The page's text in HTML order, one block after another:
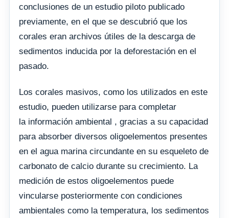
conclusiones de un estudio piloto publicado
previamente, en el que se descubrió que los
corales eran archivos útiles de la descarga de
sedimentos inducida por la deforestación en el
pasado.
Los corales masivos, como los utilizados en este
estudio, pueden utilizarse para completar
la información ambiental , gracias a su capacidad
para absorber diversos oligoelementos presentes
en el agua marina circundante en su esqueleto de
carbonato de calcio durante su crecimiento. La
medición de estos oligoelementos puede
vincularse posteriormente con condiciones
ambientales como la temperatura, los sedimentos